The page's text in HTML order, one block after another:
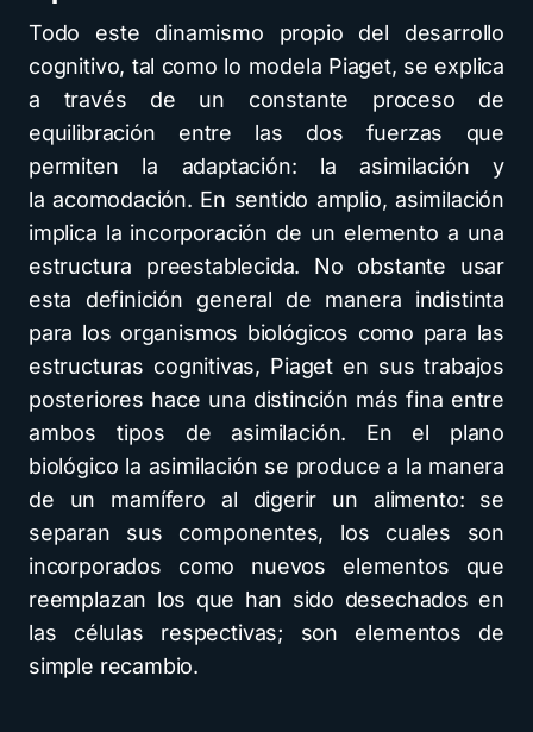
Todo este dinamismo propio del desarrollo
cognitivo, tal como lo modela Piaget, se explica
a través de un constante proceso de
equilibración entre las dos fuerzas que
permiten la adaptación: la asimilación y
la acomodación. En sentido amplio, asimilación
implica la incorporación de un elemento a una
estructura preestablecida. No obstante usar
esta definición general de manera indistinta
para los organismos biológicos como para las
estructuras cognitivas, Piaget en sus trabajos
posteriores hace una distinción más fina entre
ambos tipos de asimilación. En el plano
biológico la asimilación se produce a la manera
de un mamífero al digerir un alimento: se
separan sus componentes, los cuales son
incorporados como nuevos elementos que
reemplazan los que han sido desechados en
las células respectivas; son elementos de
simple recambio.